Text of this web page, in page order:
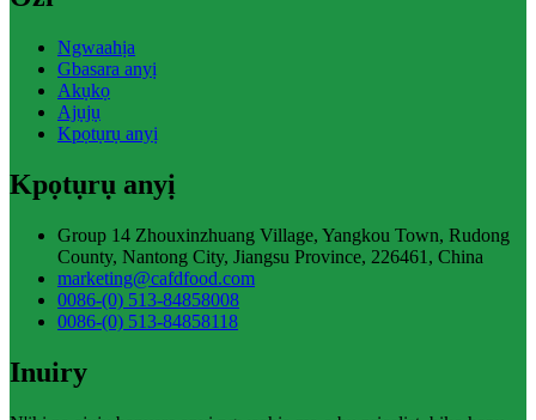
Ngwaahịa
Gbasara anyị
Akụkọ
Ajụjụ
Kpọtụrụ anyị
Kpọtụrụ anyị
Group 14 Zhouxinzhuang Village, Yangkou Town, Rudong
County, Nantong City, Jiangsu Province, 226461, China
marketing@cafdfood.com
0086-(0) 513-84858008
0086-(0) 513-84858118
Inuiry